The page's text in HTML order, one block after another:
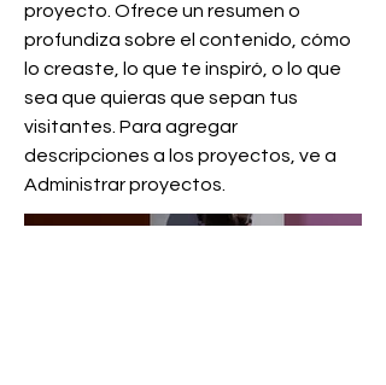
proyecto. Ofrece un resumen o
profundiza sobre el contenido, cómo
lo creaste, lo que te inspiró, o lo que
sea que quieras que sepan tus
visitantes. Para agregar
descripciones a los proyectos, ve a
Administrar proyectos.